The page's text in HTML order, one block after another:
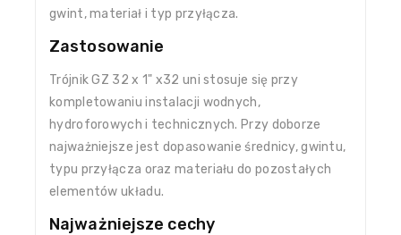
gwint, materiał i typ przyłącza.
Zastosowanie
Trójnik GZ 32 x 1" x32 uni stosuje się przy
kompletowaniu instalacji wodnych,
hydroforowych i technicznych. Przy doborze
najważniejsze jest dopasowanie średnicy, gwintu,
typu przyłącza oraz materiału do pozostałych
elementów układu.
Najważniejsze cechy